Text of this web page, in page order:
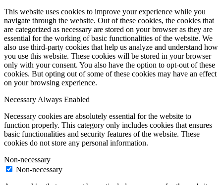
This website uses cookies to improve your experience while you
navigate through the website. Out of these cookies, the cookies that
are categorized as necessary are stored on your browser as they are
essential for the working of basic functionalities of the website. We
also use third-party cookies that help us analyze and understand how
you use this website. These cookies will be stored in your browser
only with your consent. You also have the option to opt-out of these
cookies. But opting out of some of these cookies may have an effect
on your browsing experience.
NecessaryAlways Enabled
Necessary cookies are absolutely essential for the website to
function properly. This category only includes cookies that ensures
basic functionalities and security features of the website. These
cookies do not store any personal information.
Non-necessary
Non-necessary